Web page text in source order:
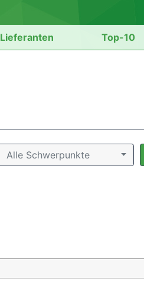
Lieferanten Top-10
Alle Schwerpunkte